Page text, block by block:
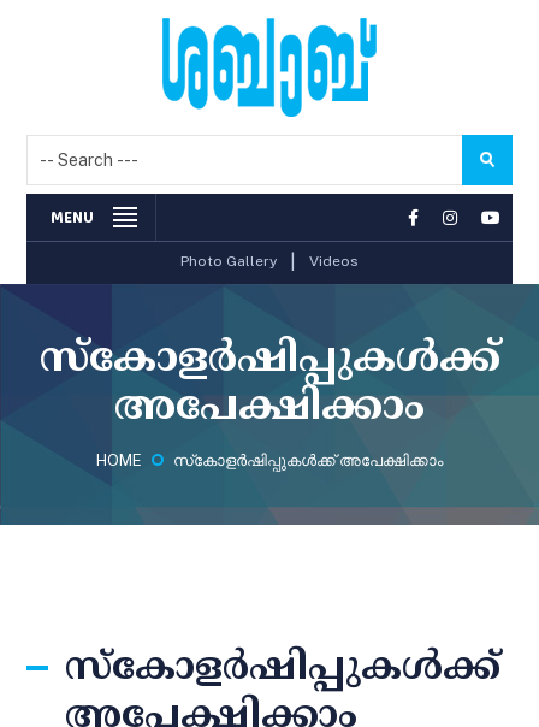
MENU
Photo Gallery Videos
സ്‌കോളര്‍ഷിപ്പുകള്‍ക്ക്
അപേക്ഷിക്കാം
HOME സ്‌കോളര്‍ഷിപ്പുകള്‍ക്ക് അപേക്ഷിക്കാം
സ്‌കോളര്‍ഷിപ്പുകള്‍ക്ക്
അപേക്ഷിക്കാം